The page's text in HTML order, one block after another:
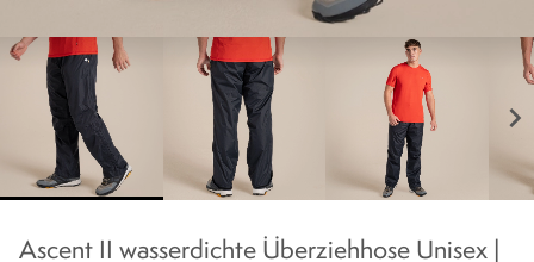
chevron_right
Ascent II wasserdichte Überziehhose Unisex |